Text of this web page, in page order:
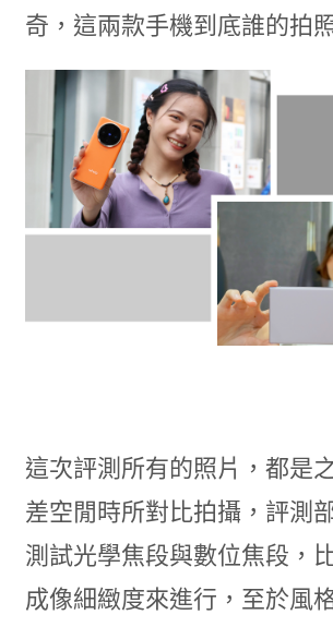
奇，這兩款手機到底誰的拍
這次評測所有的照片，都是
差空閒時所對比拍攝，評測
測試光學焦段與數位焦段，
成像細緻度來進行，至於風